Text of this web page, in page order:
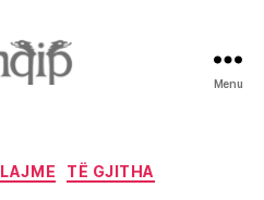
Menu
Categories
LAJME TË GJITHA